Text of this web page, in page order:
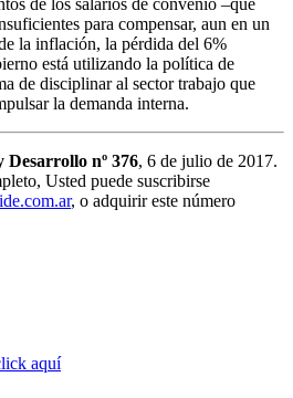
para compensar, aun en un
la inflación, la pérdida del 6%
está utilizando la política de
de disciplinar al sector trabajo que
la demanda interna.
nº 376, 6 de julio de 2017.
Usted puede suscribirse
, o adquirir este número
aquí